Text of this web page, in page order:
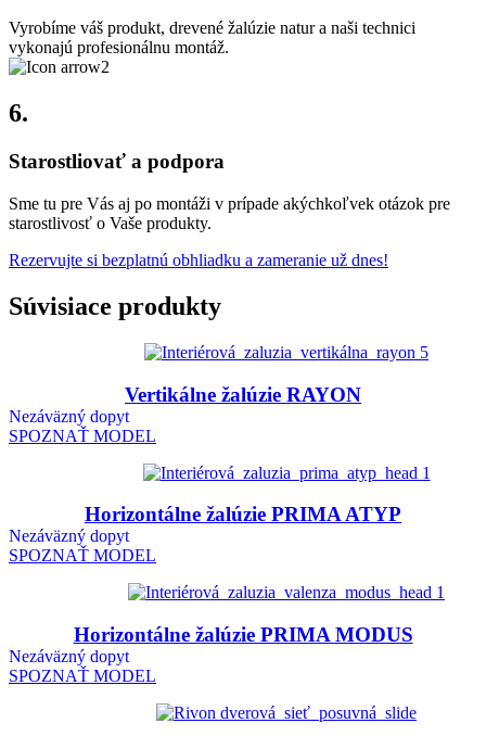
Vyrobíme váš produkt, drevené žalúzie natur a naši technici
vykonajú profesionálnu montáž.
6.
Starostliovať a podpora
Sme tu pre Vás aj po montáži v prípade akýchkoľvek otázok pre
starostlivosť o Vaše produkty.
Rezervujte si bezplatnú obhliadku a zameranie už dnes!
Súvisiace produkty
Vertikálne žalúzie RAYON
Nezáväzný dopyt
SPOZNAŤ MODEL
Horizontálne žalúzie PRIMA ATYP
Nezáväzný dopyt
SPOZNAŤ MODEL
Horizontálne žalúzie PRIMA MODUS
Nezáväzný dopyt
SPOZNAŤ MODEL